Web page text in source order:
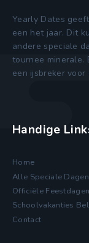
Yearly Dates
een het jaar. Dit
andere speciale
tournee minerale.
een ijsbreker
Handige
Home
Alle Speciale Dagen
Officiële Feestdagen
Schoolvakanties
Contact